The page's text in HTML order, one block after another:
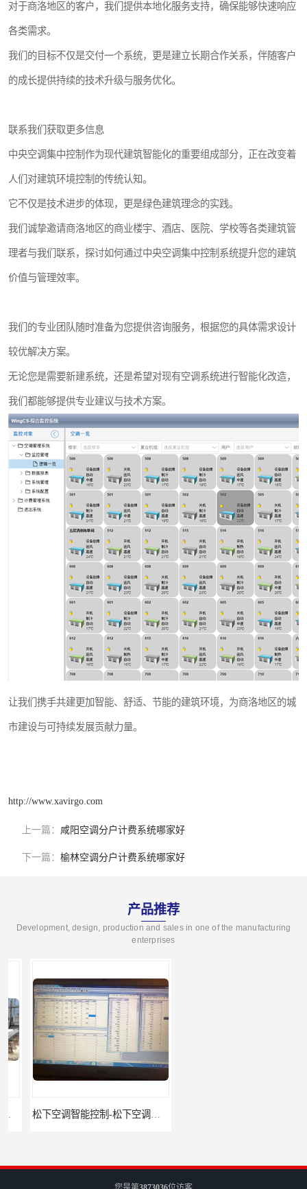
对于商洛地区的客户，我们提供本地化服务支持，确保能够快速响应
各类需求。
我们的目标不仅是交付一个系统，更是建立长期合作关系，伴随客户
的成长提供持续的技术升级与服务优化。
联系我们获取更多信息
中央空调集中控制作为现代建筑智能化的重要组成部分，正在改变着
人们对建筑环境控制的传统认知。
它不仅是技术进步的体现，更是绿色建筑理念的实践。
我们诚挚邀请商洛地区的商业楼宇、酒店、医院、学校等各类建筑管
理者与我们联系，探讨如何通过中央空调集中控制系统提升您的建筑
价值与管理效率。
我们的专业团队随时准备为您提供咨询服务，根据您的具体需求设计
较优解决方案。
无论您是需要新建系统，还是希望对现有空调系统进行智能化改造，
我们都能够提供专业建议与技术方案。
让我们携手共建更加智能、舒适、节能的建筑环境，为商洛地区的城
市建设与可持续发展贡献力量。
http://www.xavirgo.com
上一篇： 咸阳空调分户计费系统哪家好
下一篇： 榆林空调分户计费系统哪家好
产品推荐
Development, design, production and sales in one of the manufacturing
enterprises
松下空调智能控制-松下空调集中控制器报价-松下空调集中控制器